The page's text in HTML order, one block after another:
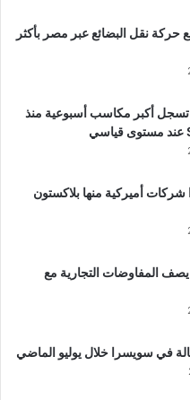
حركة نقل البضائع عبر مصر بأكثر
تسجل أكبر مكاسب أسبوعية منذ
أميركية منها بلاكستون
المفاوضات التجارية مع
في سويسرا خلال يوليو الماضي